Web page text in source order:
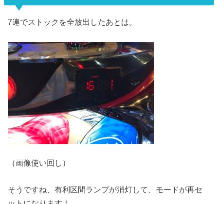
7連でストックを全放出したあとは。
（画像使い回し）
そうですね、有利区間ランプが消灯して、モードが再セ